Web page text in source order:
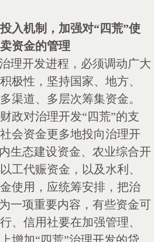
入机制，加强对“四荒”使
资金的管理
理开发进程，必须调动广大
极性，坚持国家、地方、
渠道、多层次筹集资金。
政对治理开发“四荒”的支
会资金更多地投向治理开
生态建设资金、农业综合开
工代赈资金，以及水利、
使用，应统筹安排，把治
一项重要内容，有些资金可
、信用社要在加强管理、